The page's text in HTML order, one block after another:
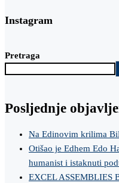
Instagram
Pretraga
Posljednje
Na Edinovim krilima
Otišao je Edhem Edo
humanist i istaknuti
EXCEL ASSEMBLIES